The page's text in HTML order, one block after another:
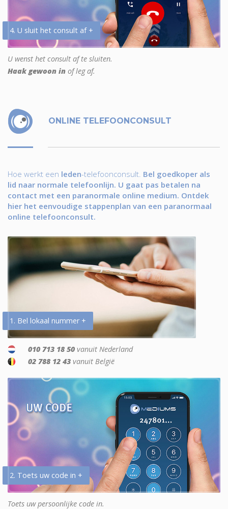
4. U sluit het consult af +
U wenst het consult af te sluiten.
Haak gewoon in of leg af.
ONLINE TELEFOONCONSULT
Hoe werkt een leden-telefoonconsult. Bel goedkoper als
lid naar normale telefoonlijn. U gaat pas betalen na
contact met een paranormale online medium. Ontdek
hier het eenvoudige stappenplan van een paranormaal
online telefoonconsult.
1. Bel lokaal nummer +
010 713 18 50 vanuit Nederland
02 788 12 43 vanuit België
2. Toets uw code in +
Toets uw persoonlijke code in.